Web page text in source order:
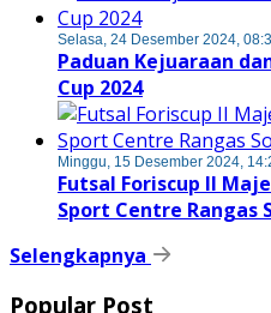
Selasa, 24 Desember 2024,
Paduan Kejuaraan
Cup 2024
Minggu, 15 Desember 2024,
Futsal Foriscup II
Sport Centre Rangas
Selengkapnya
Popular Post